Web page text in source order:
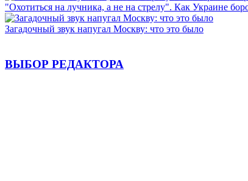
"Охотиться на лучника, а не на стрелу". Как Украине
Загадочный звук напугал Москву: что это было
ВЫБОР РЕДАКТОРА